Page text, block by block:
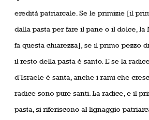
eredità patriarcale. Se le primizie [il
dalla pasta per fare il pane o il dolce, la
fa questa chiarezza], se il primo pezzo
il resto della pasta è santo. E se la
d’Israele è santa, anche i rami che
radice sono pure santi. La radice, e il
pasta, si riferiscono al lignaggio